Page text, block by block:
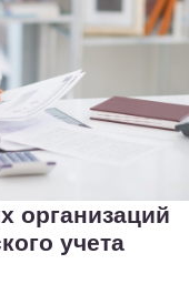
организаций
учета